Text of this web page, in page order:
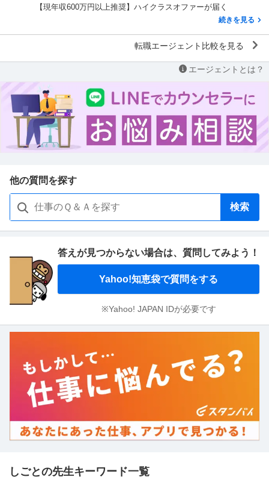
【現年収600万円以上推奨】ハイクラスオファーが届く
続きを見る
転職エージェント比較を見る
エージェントとは？
他の質問を探す
検索
答えが見つからない場合は、 質問してみよう！
Yahoo!知恵袋で質問をする
※Yahoo! JAPAN IDが必要です
しごとの先生キーワード一覧